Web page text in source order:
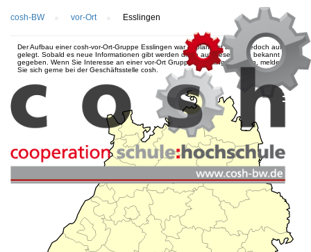
cosh-BW vor-Ort Esslingen
Der Aufbau einer cosh-vor-Ort-Gruppe Esslingen war geplant, ist aktuell jedoch auf Eis
gelegt. Sobald es neue Informationen gibt werden diese auf dieser Seite bekannt
gegeben. Wenn Sie Interesse an einer vor-Ort Gruppe in Esslingen haben, melden
Sie sich gerne bei der Geschäftsstelle cosh.